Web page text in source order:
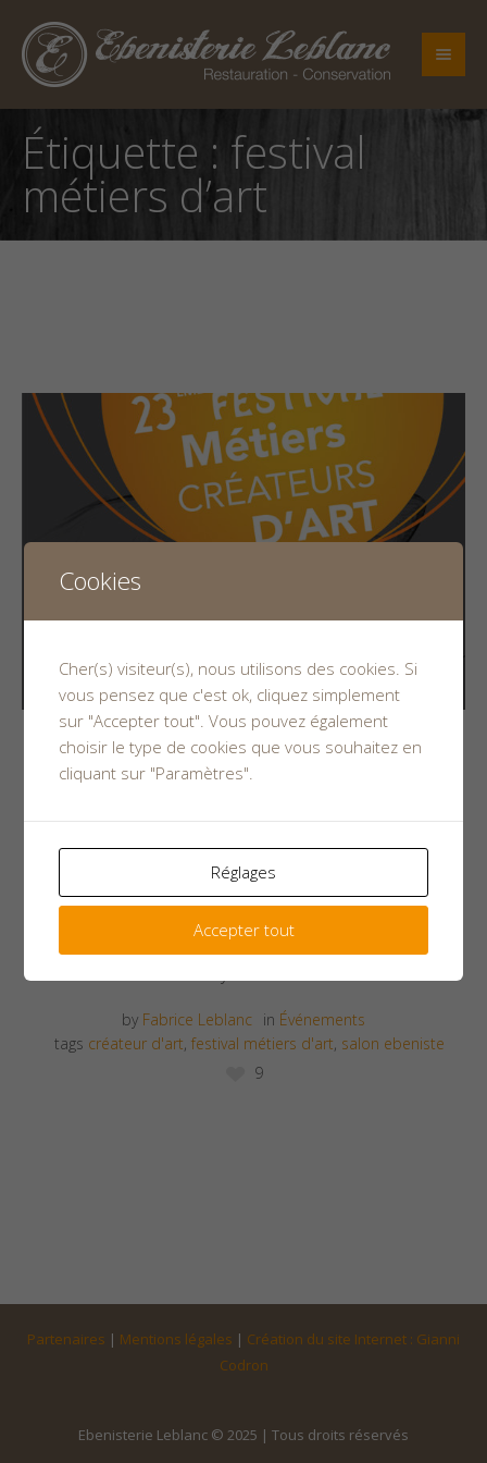
Étiquette : festival
métiers d’art
10 février 2017
23e festival des métiers d’arts 10, 11,
12 mars à la Haye Fouassières.
La date du Salon approche…RDV à la Haye Fousssières.
Quand la créativité rencontre le savoir faire! Fetiv’arts
by Fabrice Leblanc in Événements
tags créateur d'art, festival métiers d'art, salon ebeniste
9
Partenaires | Mentions légales | Création du site Internet : Gianni
Codron
Ebenisterie Leblanc © 2025 | Tous droits réservés
Cookies
Cher(s) visiteur(s), nous utilisons des cookies. Si
vous pensez que c'est ok, cliquez simplement
sur "Accepter tout". Vous pouvez également
choisir le type de cookies que vous souhaitez en
cliquant sur "Paramètres".
Réglages
Accepter tout